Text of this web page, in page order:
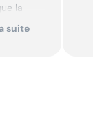
la
sur le
suite